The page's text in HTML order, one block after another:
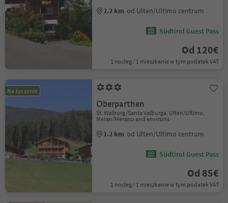
2.2 km od Ulten/Ultimo centrum
Südtirol Guest Pass
Od 120€
1 nocleg / 1 mieszkanie w tym podatek VAT
Na życzenie
Oberparthen
St. Walburg/Santa Valburga, Ulten/Ultimo,
Meran/Merano and environs
1.2 km od Ulten/Ultimo centrum
Südtirol Guest Pass
Od 85€
1 nocleg / 1 mieszkanie w tym podatek VAT